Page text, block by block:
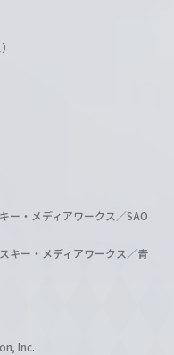
・メディアワークス／SAO
ー・メディアワークス／青
Inc.